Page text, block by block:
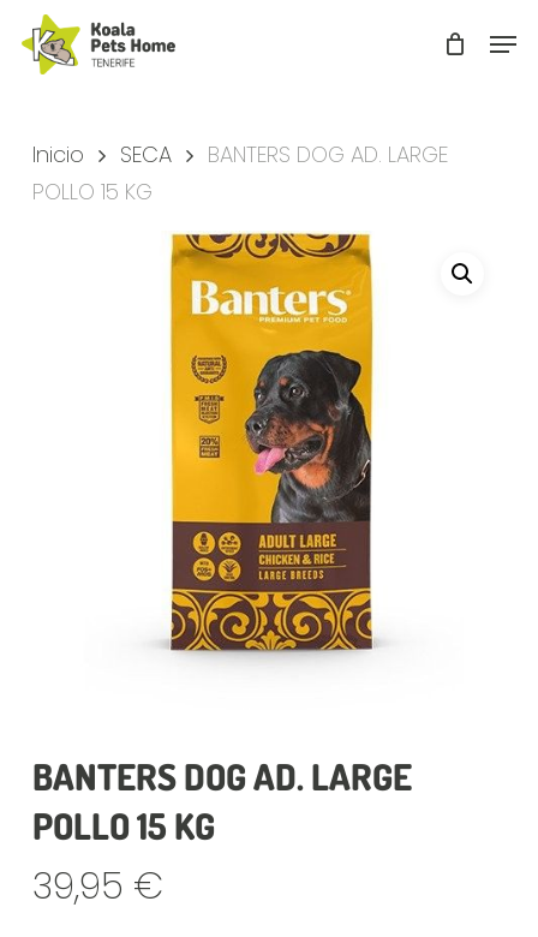
main
Inicio SECA
BANTERS DOG AD. LARGE
POLLO 15 KG
BANTERS DOG AD. LARGE
POLLO 15 KG
39,95 €